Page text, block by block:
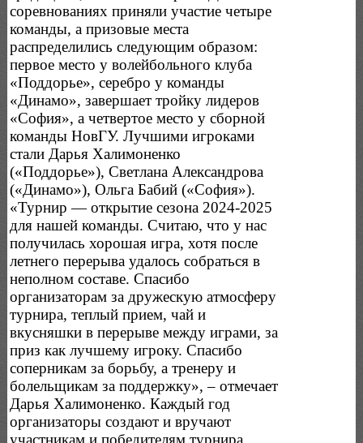
соревнованиях приняли участие четыре
команды, а призовые места
распределились следующим образом:
первое место у волейбольного клуба
«Поддорье», серебро у команды
«Динамо», завершает тройку лидеров
«София», а четвертое место у сборной
команды НовГУ. Лучшими игроками
стали Дарья Халимоненко
(«Поддорье»), Светлана Александрова
(«Динамо»), Ольга Бабий («София»).
«Турнир — открытие сезона 2024-2025
для нашей команды. Считаю, что у нас
получилась хорошая игра, хотя после
летнего перерыва удалось собраться в
неполном составе. Спасибо
организаторам за дружескую атмосферу
турнира, теплый прием, чай и
вкусняшки в перерыве между играми, за
приз как лучшему игроку. Спасибо
соперникам за борьбу, а тренеру и
болельщикам за поддержку», – отмечает
Дарья Халимоненко. Каждый год
организаторы создают и вручают
участникам и победителям турнира